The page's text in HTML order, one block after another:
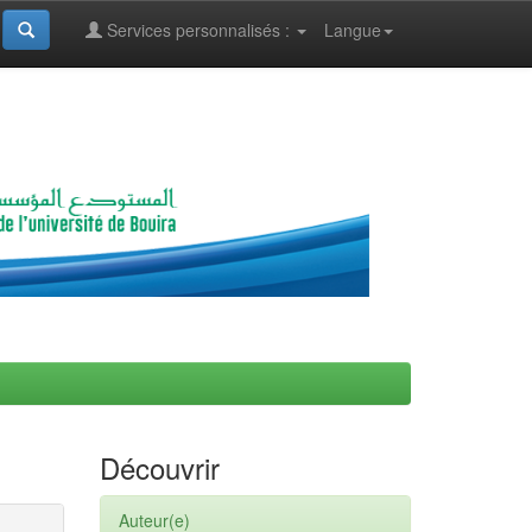
Langue
Services personnalisés :
Découvrir
Auteur(e)